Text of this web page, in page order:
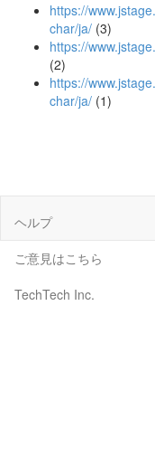
https://
char/ja/ (3)
https://
(2)
https://
char/ja/ (1)
ヘルプ
ご意見はこちら
TechTech Inc.